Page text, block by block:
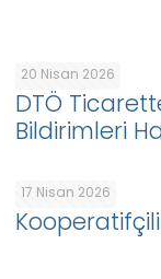
20 Nisan 2026
DTÖ
Bildirimleri
17 Nisan 2026